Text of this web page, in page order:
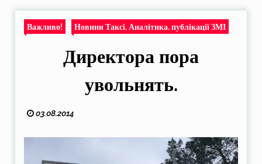
Важливо! Новини Таксі, Аналітика, публікації ЗМІ
Директора пора
увольнять.
03.08.2014